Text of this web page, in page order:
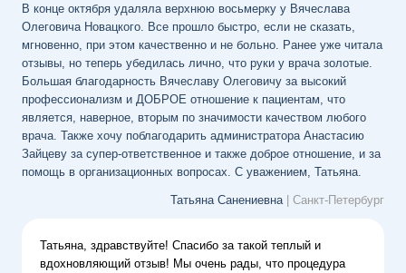
В конце октября удаляла верхнюю восьмерку у Вячеслава
Олеговича Новацкого. Все прошло быстро, если не сказать,
мгновенно, при этом качественно и не больно. Ранее уже читала
отзывы, но теперь убедилась лично, что руки у врача золотые.
Большая благодарность Вячеславу Олеговичу за высокий
профессионализм и ДОБРОЕ отношение к пациентам, что
является, наверное, вторым по значимости качеством любого
врача. Также хочу поблагодарить администратора Анастасию
Зайцеву за супер-ответственное и также доброе отношение, и за
помощь в организационных вопросах. С уважением, Татьяна.
Татьяна Санениевна | Санкт-Петербург
Татьяна, здравствуйте! Спасибо за такой теплый и
вдохновляющий отзыв! Мы очень рады, что процедура